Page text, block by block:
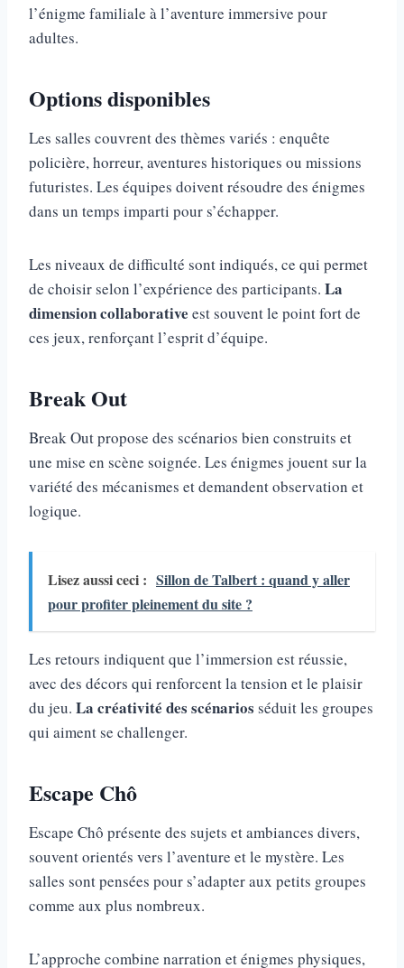
l’énigme familiale à l’aventure immersive pour
adultes.
Options disponibles
Les salles couvrent des thèmes variés : enquête
policière, horreur, aventures historiques ou missions
futuristes. Les équipes doivent résoudre des énigmes
dans un temps imparti pour s’échapper.
Les niveaux de difficulté sont indiqués, ce qui permet
de choisir selon l’expérience des participants. La
dimension collaborative est souvent le point fort de
ces jeux, renforçant l’esprit d’équipe.
Break Out
Break Out propose des scénarios bien construits et
une mise en scène soignée. Les énigmes jouent sur la
variété des mécanismes et demandent observation et
logique.
Lisez aussi ceci : Sillon de Talbert : quand y aller
pour profiter pleinement du site ?
Les retours indiquent que l’immersion est réussie,
avec des décors qui renforcent la tension et le plaisir
du jeu. La créativité des scénarios séduit les groupes
qui aiment se challenger.
Escape Chô
Escape Chô présente des sujets et ambiances divers,
souvent orientés vers l’aventure et le mystère. Les
salles sont pensées pour s’adapter aux petits groupes
comme aux plus nombreux.
L’approche combine narration et énigmes physiques,